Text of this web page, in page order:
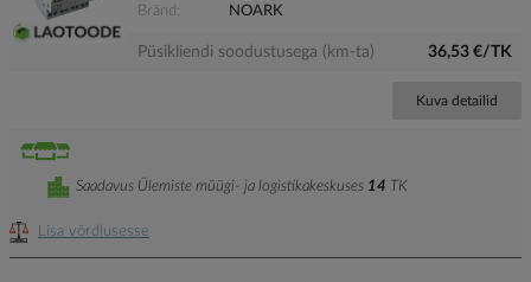
Bränd
NOARK
Püsikliendi soodustusega (km-ta) 36,53 €/TK
Kuva detailid
Lisa võrdlusesse
Saadavus Ülemiste müügi- ja logistikakeskuses 14 TK